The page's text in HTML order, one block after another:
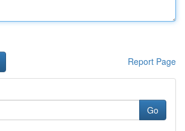
Report Page
Go